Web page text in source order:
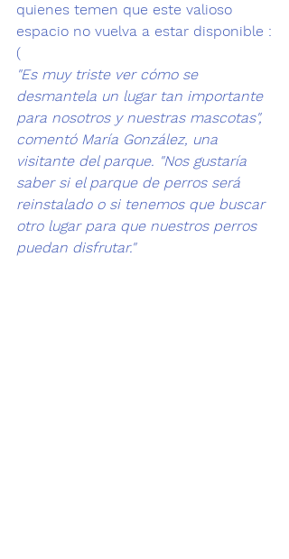
quienes temen que este valioso
espacio no vuelva a estar disponible :
(
"Es muy triste ver cómo se
desmantela un lugar tan importante
para nosotros y nuestras mascotas",
comentó María González, una
visitante del parque. "Nos gustaría
saber si el parque de perros será
reinstalado o si tenemos que buscar
otro lugar para que nuestros perros
puedan disfrutar."